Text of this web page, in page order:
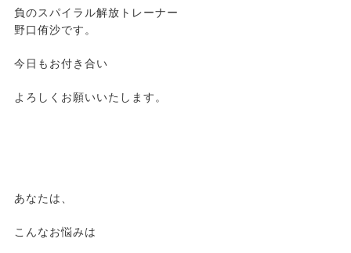
負のスパイラル解放トレーナー
野口侑沙です。
今日もお付き合い
よろしくお願いいたします。
あなたは、
こんなお悩みは